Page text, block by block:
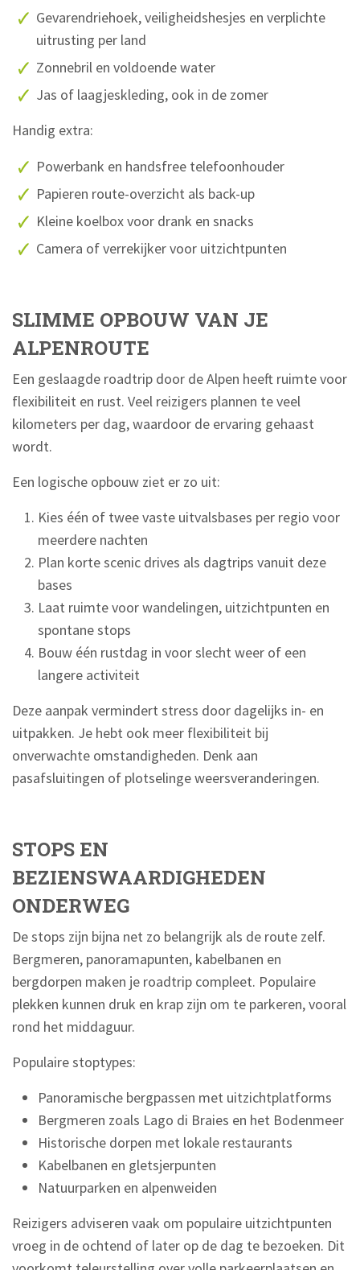
Gevarendriehoek, veiligheidshesjes en verplichte
uitrusting per land
Zonnebril en voldoende water
Jas of laagjeskleding, ook in de zomer
Handig extra:
Powerbank en handsfree telefoonhouder
Papieren route-overzicht als back-up
Kleine koelbox voor drank en snacks
Camera of verrekijker voor uitzichtpunten
SLIMME OPBOUW VAN JE
ALPENROUTE
Een geslaagde roadtrip door de Alpen heeft ruimte voor
flexibiliteit en rust. Veel reizigers plannen te veel
kilometers per dag, waardoor de ervaring gehaast
wordt.
Een logische opbouw ziet er zo uit:
Kies één of twee vaste uitvalsbases per regio voor
meerdere nachten
Plan korte scenic drives als dagtrips vanuit deze
bases
Laat ruimte voor wandelingen, uitzichtpunten en
spontane stops
Bouw één rustdag in voor slecht weer of een
langere activiteit
Deze aanpak vermindert stress door dagelijks in- en
uitpakken. Je hebt ook meer flexibiliteit bij
onverwachte omstandigheden. Denk aan
pasafsluitingen of plotselinge weersveranderingen.
STOPS EN
BEZIENSWAARDIGHEDEN
ONDERWEG
De stops zijn bijna net zo belangrijk als de route zelf.
Bergmeren, panoramapunten, kabelbanen en
bergdorpen maken je roadtrip compleet. Populaire
plekken kunnen druk en krap zijn om te parkeren, vooral
rond het middaguur.
Populaire stoptypes:
Panoramische bergpassen met uitzichtplatforms
Bergmeren zoals Lago di Braies en het Bodenmeer
Historische dorpen met lokale restaurants
Kabelbanen en gletsjerpunten
Natuurparken en alpenweiden
Reizigers adviseren vaak om populaire uitzichtpunten
vroeg in de ochtend of later op de dag te bezoeken. Dit